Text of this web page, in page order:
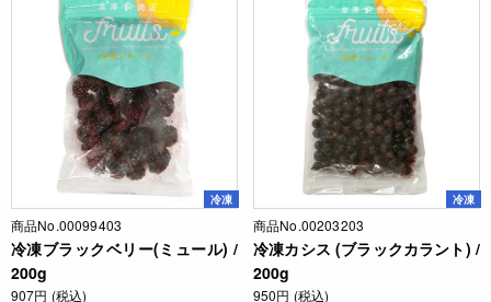
冷凍
商品No.00099403
冷凍ブラックベリー(ミュール) /
200g
907円 (税込)
冷凍
商品No.00203203
冷凍カシス (ブラックカラント) /
200g
950円 (税込)